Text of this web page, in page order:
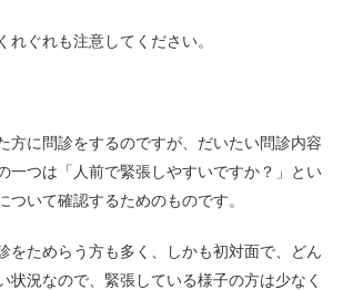
れぐれも注意してください。
方に問診をするのですが、だいたい問診内容
一つは「人前で緊張しやすいですか？」とい
ついて確認するためのものです。
をためらう方も多く、しかも初対面で、どん
状況なので、緊張している様子の方は少なく